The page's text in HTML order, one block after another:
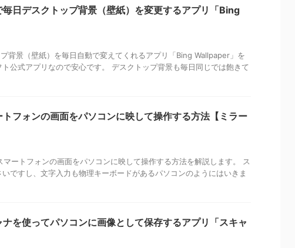
日デスクトップ背景（壁紙）を変更するアプリ「Bing
背景（壁紙）を毎日自動で変えてくれるアプリ「Bing Wallpaper」を
公式アプリなので安心です。 デスクトップ背景も毎日同じでは飽きて
フォンの画面をパソコンに映して操作する方法【ミラー
ートフォンの画面をパソコンに映して操作する方法を解説します。 ス
ですし、文字入力も物理キーボードがあるパソコンのようにはいきま
を使ってパソコンに画像として保存するアプリ「スキャ